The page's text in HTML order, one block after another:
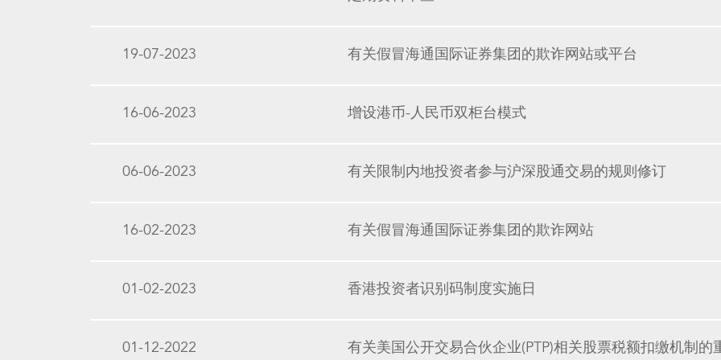
19-07-2023 有关假冒海通国际证券集团的欺诈网站或平台
16-06-2023 增设港币-人民币双柜台模式
06-06-2023 有关限制内地投资者参与沪深股通交易的规则修订
16-02-2023 有关假冒海通国际证券集团的欺诈网站
01-02-2023 香港投资者识别码制度实施日
01-12-2022 有关美国公开交易合伙企业(PTP)相关股票税额扣缴机制的